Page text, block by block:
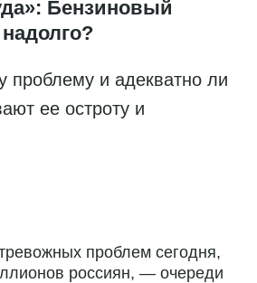
Бензиновый
проблему и адекватно ли
ее остроту и
проблем сегодня,
россиян, — очереди